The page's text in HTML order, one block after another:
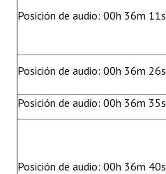
Posición de audio: 00h 36m 11s
Posición de audio: 00h 36m 26s
Posición de audio: 00h 36m 35s
Posición de audio: 00h 36m 40s